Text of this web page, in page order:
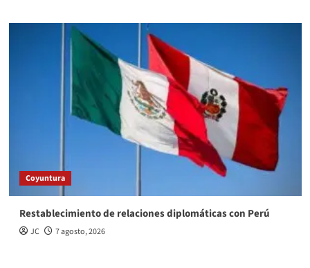
Coyuntura
Restablecimiento de relaciones diplomáticas con Perú
JC 7 agosto, 2026